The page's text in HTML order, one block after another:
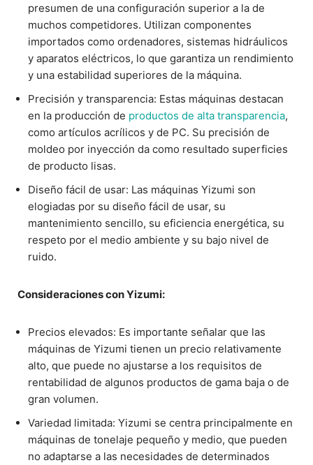
presumen de una configuración superior a la de
muchos competidores. Utilizan componentes
importados como ordenadores, sistemas hidráulicos
y aparatos eléctricos, lo que garantiza un rendimiento
y una estabilidad superiores de la máquina.
Precisión y transparencia: Estas máquinas destacan
en la producción de productos de alta transparencia,
como artículos acrílicos y de PC. Su precisión de
moldeo por inyección da como resultado superficies
de producto lisas.
Diseño fácil de usar: Las máquinas Yizumi son
elogiadas por su diseño fácil de usar, su
mantenimiento sencillo, su eficiencia energética, su
respeto por el medio ambiente y su bajo nivel de
ruido.
Consideraciones con Yizumi:
Precios elevados: Es importante señalar que las
máquinas de Yizumi tienen un precio relativamente
alto, que puede no ajustarse a los requisitos de
rentabilidad de algunos productos de gama baja o de
gran volumen.
Variedad limitada: Yizumi se centra principalmente en
máquinas de tonelaje pequeño y medio, que pueden
no adaptarse a las necesidades de determinados